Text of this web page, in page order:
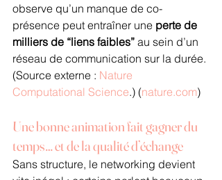
observe qu’un manque de co-
présence peut entraîner une perte de
milliers de “liens faibles” au sein d’un
réseau de communication sur la durée.
(Source externe : Nature
Computational Science.) (nature.com)
Une bonne animation fait gagner du
temps… et de la qualité d’échange
Sans structure, le networking devient